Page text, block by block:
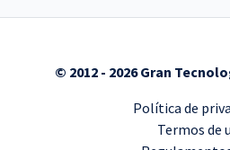
© 2012 - 2026 Gran
Política de
Termos de